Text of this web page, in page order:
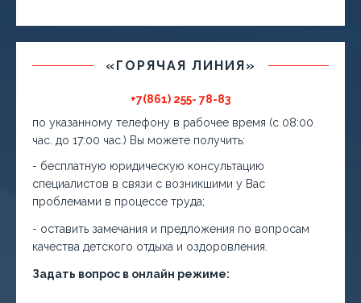
«ГОРЯЧАЯ ЛИНИЯ»
+7(861) 255- 78-83
по указанному телефону в рабочее время (с 08:00
час. до 17:00 час.) Вы можете получить:
- бесплатную юридическую консультацию
специалистов в связи с возникшими у Вас
проблемами в процессе труда;
- оставить замечания и предложения по вопросам
качества детского отдыха и оздоровления.
Задать вопрос в онлайн режиме: